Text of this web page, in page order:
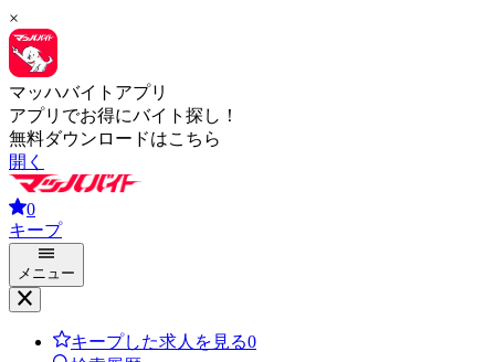
×
マッハバイトアプリ
アプリでお得にバイト探し！
無料ダウンロードはこちら
開く
0
キープ
メニュー
キープした求人を見る0